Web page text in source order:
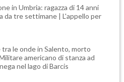
in Umbria: ragazza di 14 anni
da tre settimane | L'appello per
tra le onde in Salento, morto
americano di stanza ad
nel lago di Barcis